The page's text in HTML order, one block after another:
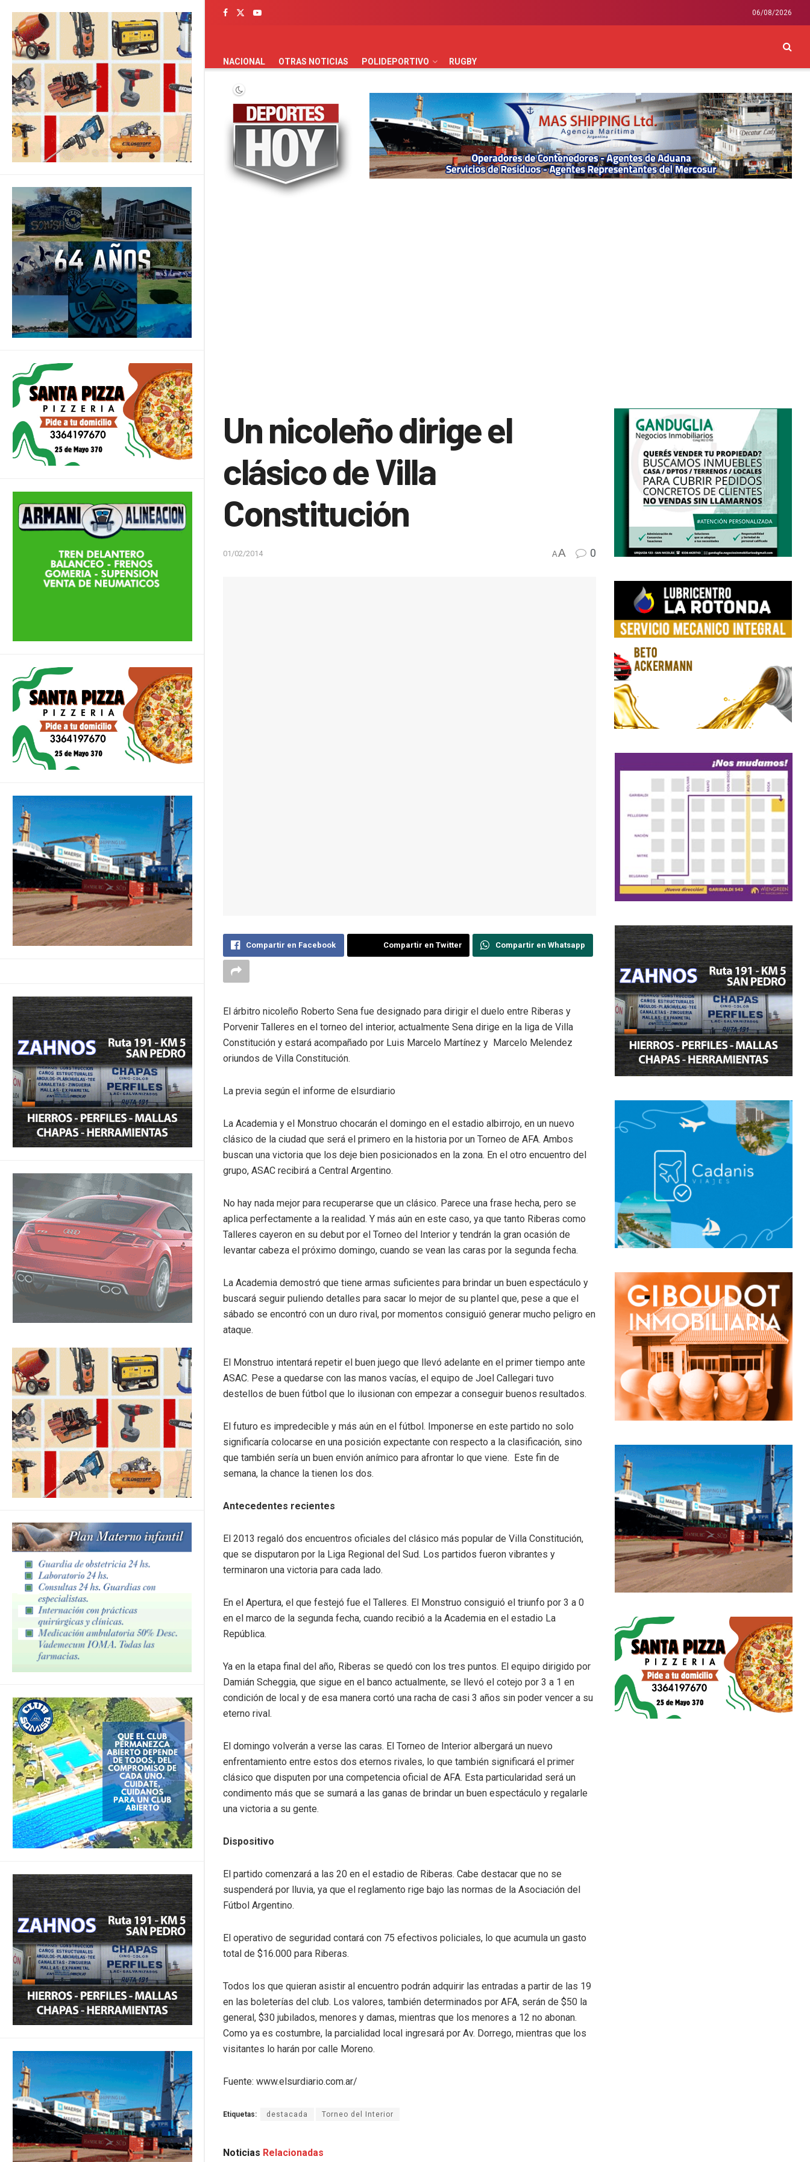
06/08/2026
PORTADA
NACIONAL OTRAS NOTICIAS POLIDEPORTIVO RUGBY
Un nicoleño dirige el
clásico de Villa
Constitución
01/02/2014 AA 0
Compartir en Facebook Compartir en Twitter Compartir en Whatsapp
El árbitro nicoleño Roberto Sena fue designado para dirigir el duelo entre Riberas y
Porvenir Talleres en el torneo del interior, actualmente Sena dirige en la liga de Villa
Constitución y estará acompañado por Luis Marcelo Martínez y Marcelo Melendez
oriundos de Villa Constitución.
La previa según el informe de elsurdiario
La Academia y el Monstruo chocarán el domingo en el estadio albirrojo, en un nuevo
clásico de la ciudad que será el primero en la historia por un Torneo de AFA. Ambos
buscan una victoria que los deje bien posicionados en la zona. En el otro encuentro del
grupo, ASAC recibirá a Central Argentino.
No hay nada mejor para recuperarse que un clásico. Parece una frase hecha, pero se
aplica perfectamente a la realidad. Y más aún en este caso, ya que tanto Riberas como
Talleres cayeron en su debut por el Torneo del Interior y tendrán la gran ocasión de
levantar cabeza el próximo domingo, cuando se vean las caras por la segunda fecha.
La Academia demostró que tiene armas suficientes para brindar un buen espectáculo y
buscará seguir puliendo detalles para sacar lo mejor de su plantel que, pese a que el
sábado se encontró con un duro rival, por momentos consiguió generar mucho peligro en
ataque.
El Monstruo intentará repetir el buen juego que llevó adelante en el primer tiempo ante
ASAC. Pese a quedarse con las manos vacías, el equipo de Joel Callegari tuvo
destellos de buen fútbol que lo ilusionan con empezar a conseguir buenos resultados.
El futuro es impredecible y más aún en el fútbol. Imponerse en este partido no solo
significaría colocarse en una posición expectante con respecto a la clasificación, sino
que también sería un buen envión anímico para afrontar lo que viene. Este fin de
semana, la chance la tienen los dos.
Antecedentes recientes
El 2013 regaló dos encuentros oficiales del clásico más popular de Villa Constitución,
que se disputaron por la Liga Regional del Sud. Los partidos fueron vibrantes y
terminaron una victoria para cada lado.
En el Apertura, el que festejó fue el Talleres. El Monstruo consiguió el triunfo por 3 a 0
en el marco de la segunda fecha, cuando recibió a la Academia en el estadio La
República.
Ya en la etapa final del año, Riberas se quedó con los tres puntos. El equipo dirigido por
Damián Scheggia, que sigue en el banco actualmente, se llevó el cotejo por 3 a 1 en
condición de local y de esa manera cortó una racha de casi 3 años sin poder vencer a su
eterno rival.
El domingo volverán a verse las caras. El Torneo de Interior albergará un nuevo
enfrentamiento entre estos dos eternos rivales, lo que también significará el primer
clásico que disputen por una competencia oficial de AFA. Esta particularidad será un
condimento más que se sumará a las ganas de brindar un buen espectáculo y regalarle
una victoria a su gente.
Dispositivo
El partido comenzará a las 20 en el estadio de Riberas. Cabe destacar que no se
suspenderá por lluvia, ya que el reglamento rige bajo las normas de la Asociación del
Fútbol Argentino.
El operativo de seguridad contará con 75 efectivos policiales, lo que acumula un gasto
total de $16.000 para Riberas.
Todos los que quieran asistir al encuentro podrán adquirir las entradas a partir de las 19
en las boleterías del club. Los valores, también determinados por AFA, serán de $50 la
general, $30 jubilados, menores y damas, mientras que los menores a 12 no abonan.
Como ya es costumbre, la parcialidad local ingresará por Av. Dorrego, mientras que los
visitantes lo harán por calle Moreno.
Fuente: www.elsurdiario.com.ar/
Etiquetas: destacada Torneo del Interior
Noticias Relacionadas